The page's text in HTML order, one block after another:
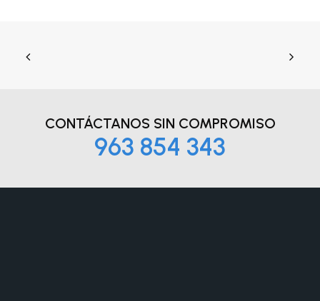
CONTÁCTANOS SIN COMPROMISO
963 854 343